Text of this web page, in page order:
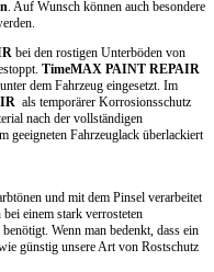
. Auf Wunsch können auch besondere
bei den rostigen Unterböden von
TimeMAX PAINT REPAIR
dem Fahrzeug eingesetzt. Im
als temporärer Korrosionsschutz
nach der vollständigen
geeigneten Fahrzeuglack überlackiert
und mit dem Pinsel verarbeitet
einem stark verrosteten
Wenn man bedenkt, dass ein
günstig unsere Art von Rostschutz